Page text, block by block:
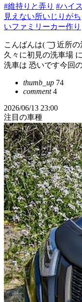
#維持りと弄り #ハイ
見えない所いじりがち
いファミリーカー作り
こんばんは( ͡ ͜ ͡ ) 近所
久々に初見の洗車場
洗車は 恐いです今回
thumb_up 74
comment4
2026/06/13 23:00
注目の車種